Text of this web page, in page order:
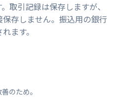
取引記録は保存しますが、
存しません。振込用の銀行
ます。
のため。